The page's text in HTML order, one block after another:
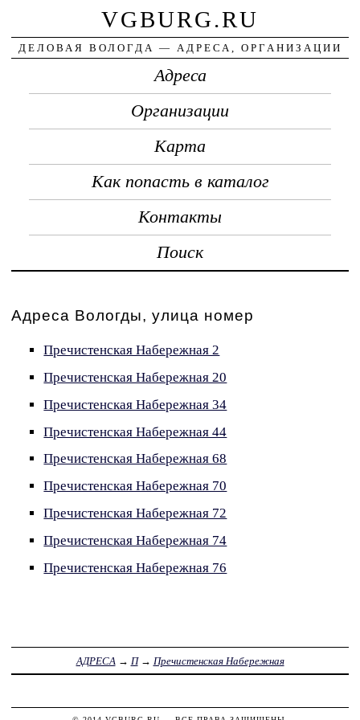
VGBURG.RU
ДЕЛОВАЯ ВОЛОГДА — АДРЕСА, ОРГАНИЗАЦИИ
Адреса
Организации
Карта
Как попасть в каталог
Контакты
Поиск
Адреса Вологды, улица номер
Пречистенская Набережная 2
Пречистенская Набережная 20
Пречистенская Набережная 34
Пречистенская Набережная 44
Пречистенская Набережная 68
Пречистенская Набережная 70
Пречистенская Набережная 72
Пречистенская Набережная 74
Пречистенская Набережная 76
АДРЕСА → П→ Пречистенская Набережная